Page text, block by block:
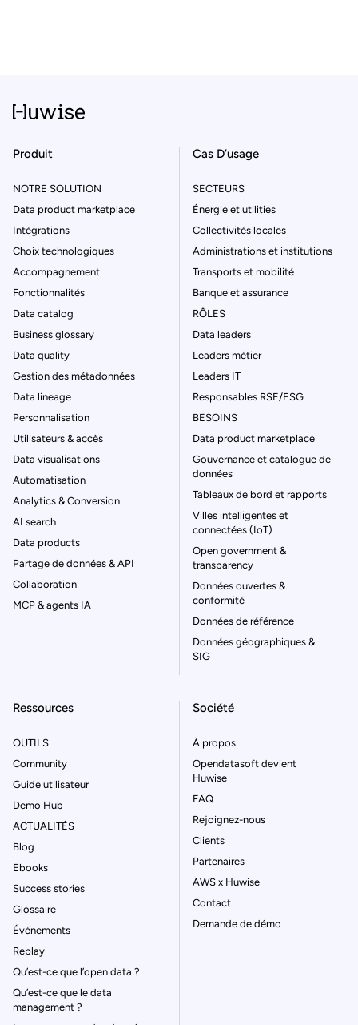
Produit
NOTRE SOLUTION
Data product marketplace
Intégrations
Choix technologiques
Accompagnement
Fonctionnalités
Data catalog
Business glossary
Data quality
Gestion des métadonnées
Data lineage
Personnalisation
Utilisateurs & accès
Data visualisations
Automatisation
Analytics & Conversion
AI search
Data products
Partage de données & API
Collaboration
MCP & agents IA
Cas D’usage
SECTEURS
Énergie et utilities
Collectivités locales
Administrations et institutions
Transports et mobilité
Banque et assurance
RÔLES
Data leaders
Leaders métier
Leaders IT
Responsables RSE/ESG
BESOINS
Data product marketplace
Gouvernance et catalogue de
données
Tableaux de bord et rapports
Villes intelligentes et
connectées (IoT)
Open government &
transparency
Données ouvertes &
conformité
Données de référence
Données géographiques &
SIG
Ressources
OUTILS
Community
Guide utilisateur
Demo Hub
ACTUALITÉS
Blog
Ebooks
Success stories
Glossaire
Événements
Replay
Qu’est-ce que l’open data ?
Qu’est-ce que le data
management ?
Société
À propos
Opendatasoft devient
Huwise
FAQ
Rejoignez-nous
Clients
Partenaires
AWS x Huwise
Contact
Demande de démo